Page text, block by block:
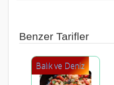
Benzer Tarifler
Balık ve Deniz